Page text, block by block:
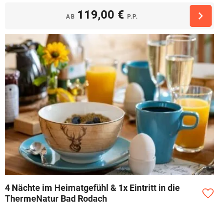
AB 119,00 € P.P.
4 Nächte im Heimatgefühl & 1x Eintritt in die
ThermeNatur Bad Rodach